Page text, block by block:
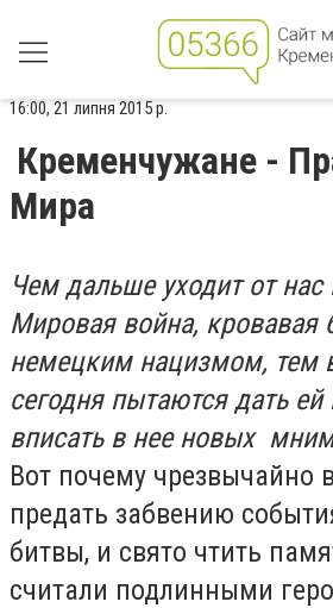
16:00, 21 липня 2015 р.
Кременчужане -
Мира
Чем дальше уходит от нас
Мировая война, кровавая
немецким нацизмом, тем
сегодня пытаются дать ей
вписать в нее новых
Вот почему чрезвычайно
предать забвению
битвы, и свято чтить
считали подлинными